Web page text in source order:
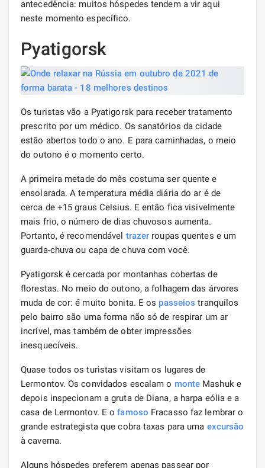
antecedência: muitos hóspedes tendem a vir aqui
neste momento específico.
Pyatigorsk
Os turistas vão a Pyatigorsk para receber tratamento
prescrito por um médico. Os sanatórios da cidade
estão abertos todo o ano. E para caminhadas, o meio
do outono é o momento certo.
A primeira metade do mês costuma ser quente e
ensolarada. A temperatura média diária do ar é de
cerca de +15 graus Celsius. E então fica visivelmente
mais frio, o número de dias chuvosos aumenta.
Portanto, é recomendável trazer roupas quentes e um
guarda-chuva ou capa de chuva com você.
Pyatigorsk é cercada por montanhas cobertas de
florestas. No meio do outono, a folhagem das árvores
muda de cor: é muito bonita. E os passeios tranquilos
pelo bairro são uma forma não só de respirar um ar
incrível, mas também de obter impressões
inesquecíveis.
Quase todos os turistas visitam os lugares de
Lermontov. Os convidados escalam o monte Mashuk e
depois inspecionam a gruta de Diana, a harpa eólia e a
casa de Lermontov. E ofamoso Fracasso faz lembrar o
grande estrategista que cobra taxas para uma excursão
à caverna.
Alguns hóspedes preferem apenas passear por